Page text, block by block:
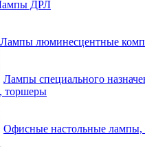
ДРЛ
Лампы люминесцентные
Лампы специального
торшеры
Офисные настольные лампы,